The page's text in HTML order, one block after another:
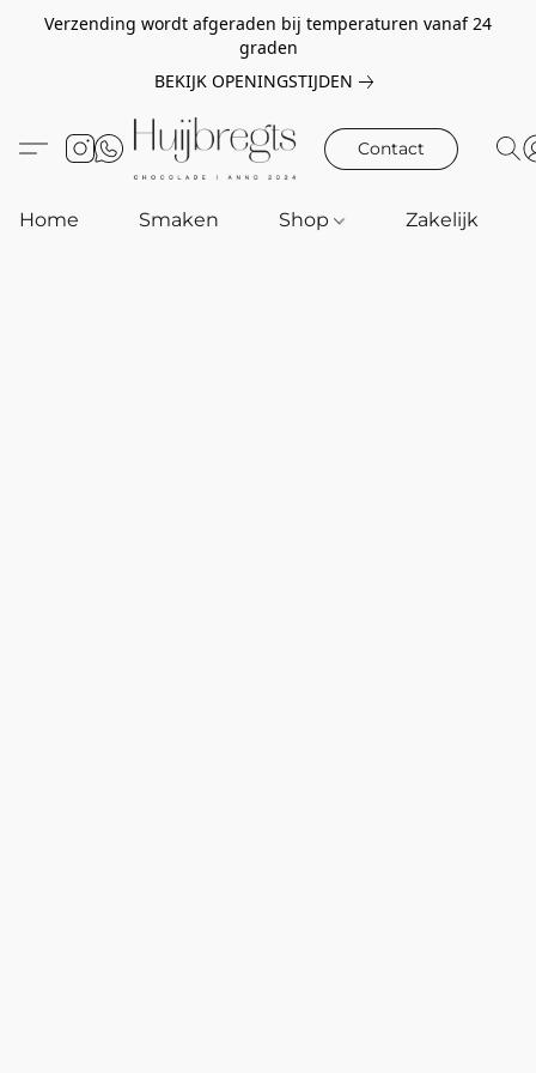
Verzending wordt afgeraden bij temperaturen vanaf 24
graden
BEKIJK OPENINGSTIJDEN
Contact
Home Smaken Shop Zakelijk